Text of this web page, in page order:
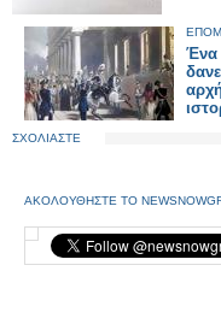
Ένα
ΣΧΟΛΙΑΣΤΕ
ΑΚΟΛΟΥΘΗΣΤΕ ΤΟ